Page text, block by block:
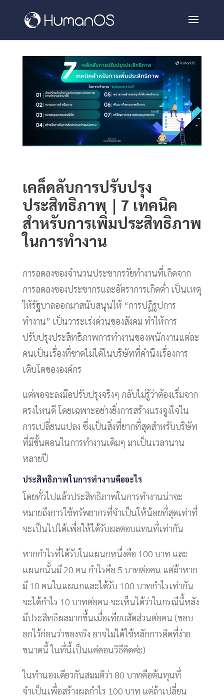
เคล็ดลับการปรับปรุง
ประสิทธิภาพ｜7 เทคนิค
สำหรับการเพิ่มประสิทธิภาพ
ในการทำงาน
การลดลงของจำนวนประชากรวัยทำงานที่เกิดจาก
การลดลงของประชากรและอัตราการเกิดต่ำ เป็นเหตุ
ให้รัฐบาลออกมาสนับสนุนให้ “การปฎิรูปการ
ทำงาน” เป็นวาระเร่งด่วนของสังคม ทำให้การ
ปรับปรุงประสิทธิภาพการทำงานของพนักงานแต่ละ
คนเป็นเรื่องที่ขาดไม่ได้ในบริษัทที่คำนึงเรื่องการ
เติบโตขององค์กร
แต่พอจะลงมือปรับปรุงจริงๆ กลับไม่รู้ว่าต้องเริ่มจาก
ตรงไหนดี โดยเฉพาะอย่างยิ่งการสร้างแรงจูงใจใน
การเปลี่ยนแปลง ซึ่งเป็นสิ่งที่ยากที่สุดสำหรับบริษัท
ที่มีขั้นตอนในการทำงานเดิมๆ มาเป็นเวลานาน
หลายปี
ประสิทธิภาพในการทำงานคืออะไร
โดยทั่วไปแล้วประสิทธิภาพในการทำงานน่าจะ
หมายถึงการใช้ทรัพยากรที่จำเป็นให้น้อยที่สุดเท่าที่
จะเป็นไปได้เพื่อให้ได้รับผลตอบแทนที่เท่ากัน
หากกำไรที่ได้รับในแผนกหนึ่งคือ 100 บาท และ
แผนกนั้นมี 20 คน กำไรคือ 5 บาทต่อคน แต่ถ้าหาก
มี 10 คนในแผนกและได้รับ 100 บาทกำไรเท่ากัน
จะได้กำไร 10 บาทต่อคน จะเห็นได้ว่าในกรณีนี้หลัง
มีประสิทธิผลมากขึ้นเมื่อเทียบสัดส่วนต่อคน (ขอบ
อกไว้ก่อนว่าของจริง อาจไม่ได้ใช้หลักการคิดที่ง่าย
ขนาดนี้ ในที่นี้เป็นแค่คอนวิธีคิดค่ะ)
ในทำนองเดียวกันสมมติว่า 80 บาทคือต้นทุนที่
จำเป็นเพื่อสร้างผลกำไร 100 บาท แต่ถ้าเปลี่ยน